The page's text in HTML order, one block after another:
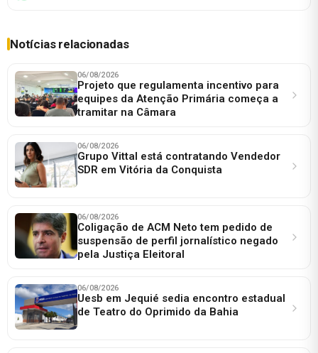
Notícias relacionadas
06/08/2026
Projeto que regulamenta incentivo para
equipes da Atenção Primária começa a
tramitar na Câmara
06/08/2026
Grupo Vittal está contratando Vendedor
SDR em Vitória da Conquista
06/08/2026
Coligação de ACM Neto tem pedido de
suspensão de perfil jornalístico negado
pela Justiça Eleitoral
06/08/2026
Uesb em Jequié sedia encontro estadual
de Teatro do Oprimido da Bahia